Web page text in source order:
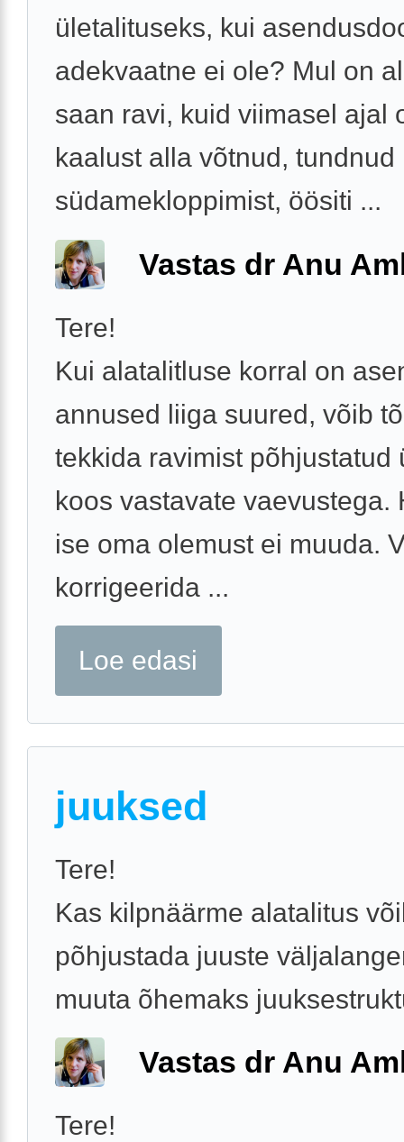
ületalituseks, kui
adekvaatne ei ole? Mul on
saan ravi, kuid viimasel ajal
kaalust alla võtnud, tundnud
südamekloppimist, öösiti ...
Vastas dr Anu
Tere!
Kui alatalitluse korral on
annused liiga suured, võib
tekkida ravimist põhjustatud
koos vastavate vaevustega.
ise oma olemust ei muuda.
korrigeerida ...
Loe edasi
juuksed
Tere!
Kas kilpnäärme alatalitus
põhjustada juuste
muuta õhemaks
Vastas dr Anu
Tere!